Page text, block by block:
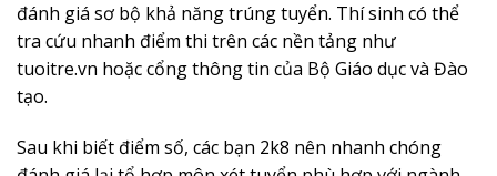
đánh giá sơ bộ khả năng trúng tuyển. Thí sinh có thể
tra cứu nhanh điểm thi trên các nền tảng như
tuoitre.vn hoặc cổng thông tin của Bộ Giáo dục và Đào
tạo.
Sau khi biết điểm số, các bạn 2k8 nên nhanh chóng